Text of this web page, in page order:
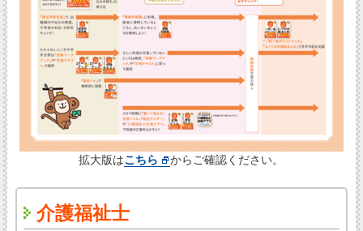
拡大版はこちら からご確認ください。
介護福祉士